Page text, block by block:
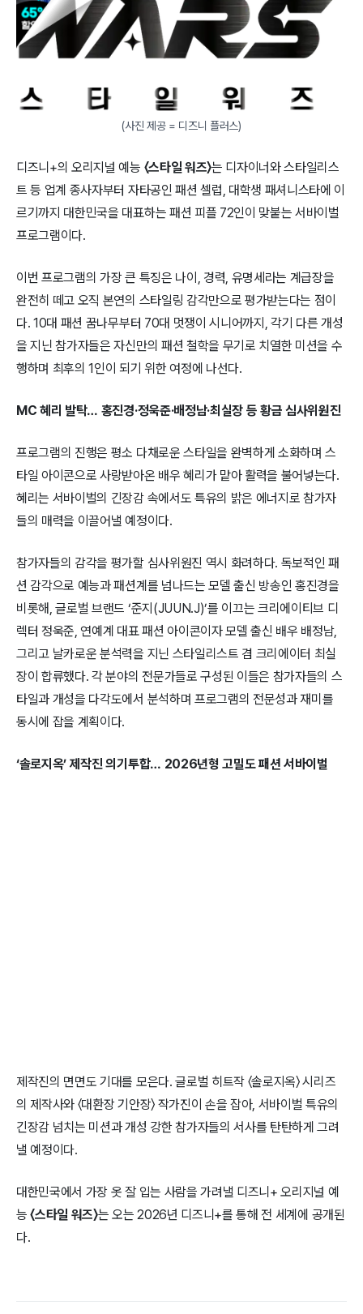
(사진 제공 = 디즈니 플러스)
디즈니+의 오리지널 예능 〈스타일 워즈〉는 디자이너와 스타일리스
트 등 업계 종사자부터 자타공인 패션 셀럽, 대학생 패셔니스타에 이
르기까지 대한민국을 대표하는 패션 피플 72인이 맞붙는 서바이벌
프로그램이다.
이번 프로그램의 가장 큰 특징은 나이, 경력, 유명세라는 계급장을
완전히 떼고 오직 본연의 스타일링 감각만으로 평가받는다는 점이
다. 10대 패션 꿈나무부터 70대 멋쟁이 시니어까지, 각기 다른 개성
을 지닌 참가자들은 자신만의 패션 철학을 무기로 치열한 미션을 수
행하며 최후의 1인이 되기 위한 여정에 나선다.
MC 혜리 발탁… 홍진경·정욱준·배정남·최실장 등 황금 심사위원진
프로그램의 진행은 평소 다채로운 스타일을 완벽하게 소화하며 스
타일 아이콘으로 사랑받아온 배우 혜리가 맡아 활력을 불어넣는다.
혜리는 서바이벌의 긴장감 속에서도 특유의 밝은 에너지로 참가자
들의 매력을 이끌어낼 예정이다.
참가자들의 감각을 평가할 심사위원진 역시 화려하다. 독보적인 패
션 감각으로 예능과 패션계를 넘나드는 모델 출신 방송인 홍진경을
비롯해, 글로벌 브랜드 ‘준지(JUUN.J)’를 이끄는 크리에이티브 디
렉터 정욱준, 연예계 대표 패션 아이콘이자 모델 출신 배우 배정남,
그리고 날카로운 분석력을 지닌 스타일리스트 겸 크리에이터 최실
장이 합류했다. 각 분야의 전문가들로 구성된 이들은 참가자들의 스
타일과 개성을 다각도에서 분석하며 프로그램의 전문성과 재미를
동시에 잡을 계획이다.
‘솔로지옥’ 제작진 의기투합… 2026년형 고밀도 패션 서바이벌
제작진의 면면도 기대를 모은다. 글로벌 히트작 〈솔로지옥〉 시리즈
의 제작사와 〈대환장 기안장〉 작가진이 손을 잡아, 서바이벌 특유의
긴장감 넘치는 미션과 개성 강한 참가자들의 서사를 탄탄하게 그려
낼 예정이다.
대한민국에서 가장 옷 잘 입는 사람을 가려낼 디즈니+ 오리지널 예
능〈스타일 워즈〉는 오는 2026년 디즈니+를 통해 전 세계에 공개된
다.